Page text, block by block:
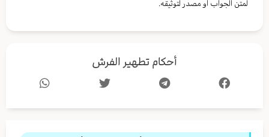
لمتن الجواب او مصدر لتوثيقه.
أحكام تطهير الفرش